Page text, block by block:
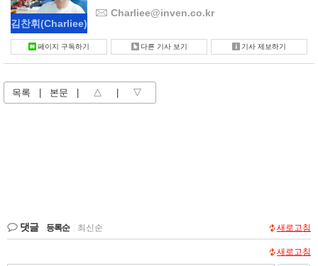
김찬휘(Charliee)
Charliee@inven.co.kr
페이지 구독하기 다른 기사 보기 기사 제보하기
목록 본문 △ ▽
댓글 등록순 최신순 새로고침
새로고침